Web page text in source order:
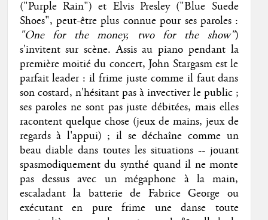
("Purple Rain") et Elvis Presley ("Blue Suede
Shoes", peut-être plus connue pour ses paroles :
"One for the money, two for the show")
s'invitent sur scène. Assis au piano pendant la
première moitié du concert, John Stargasm est le
parfait leader : il frime juste comme il faut dans
son costard, n'hésitant pas à invectiver le public ;
ses paroles ne sont pas juste débitées, mais elles
racontent quelque chose (jeux de mains, jeux de
regards à l'appui) ; il se déchaîne comme un
beau diable dans toutes les situations -- jouant
spasmodiquement du synthé quand il ne monte
pas dessus avec un mégaphone à la main,
escaladant la batterie de Fabrice George ou
exécutant en pure frime une danse toute